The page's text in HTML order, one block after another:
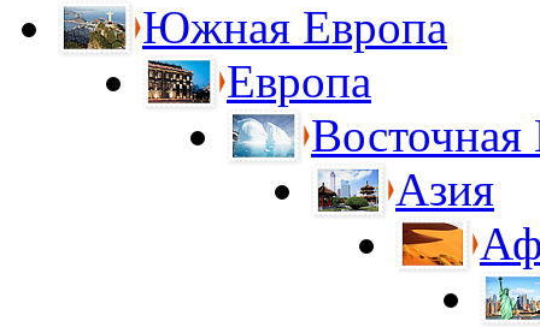
Южная Европа
Европа
Восточная
Азия